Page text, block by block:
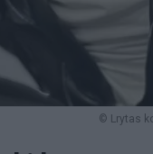
© Lrytas